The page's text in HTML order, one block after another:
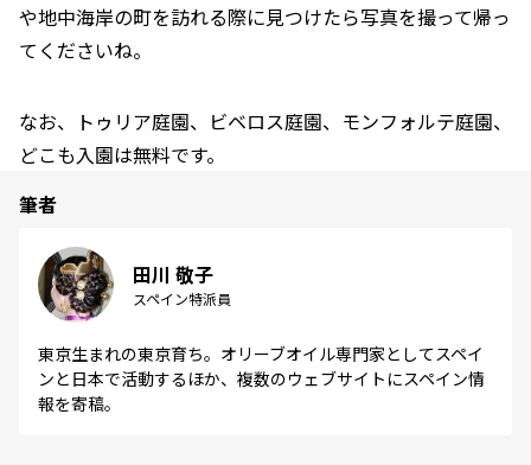
や地中海岸の町を訪れる際に見つけたら写真を撮って帰っ
てくださいね。
なお、トゥリア庭園、ビベロス庭園、モンフォルテ庭園、
どこも入園は無料です。
筆者
田川 敬子
スペイン特派員
東京生まれの東京育ち。オリーブオイル専門家としてスペイ
ンと日本で活動するほか、複数のウェブサイトにスペイン情
報を寄稿。